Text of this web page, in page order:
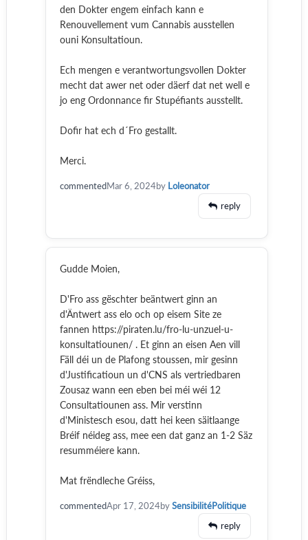
den Dokter engem einfach kann e
Renouvellement vum Cannabis ausstellen
ouni Konsultatioun.
Ech mengen e verantwortungsvollen Dokter
mecht dat awer net oder däerf dat net well e
jo eng Ordonnance fir Stupéfiants ausstellt.
Dofir hat ech d´Fro gestallt.
Merci.
commentedMar 6, 2024by Loleonator
reply
Gudde Moien,
D'Fro ass gëschter beäntwert ginn an
d'Äntwert ass elo och op eisem Site ze
fannen https://piraten.lu/fro-lu-unzuel-u-
konsultatiounen/ . Et ginn an eisen Aen vill
Fäll déi un de Plafong stoussen, mir gesinn
d'Justificatioun un d'CNS als vertriedbaren
Zousaz wann een eben bei méi wéi 12
Consultatiounen ass. Mir verstinn
d'Ministesch esou, datt hei keen säitlaange
Bréif néideg ass, mee een dat ganz an 1-2 Säz
resumméiere kann.
Mat frëndleche Gréiss,
commentedApr 17, 2024bySensibilitéPolitique
reply